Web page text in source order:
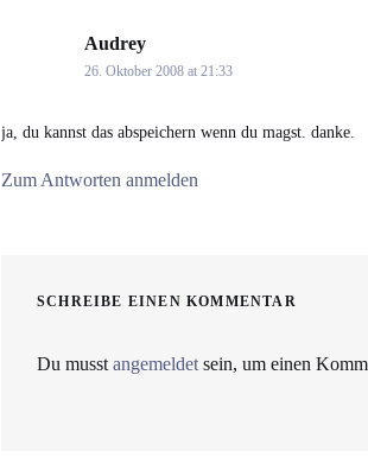
Audrey
26. Oktober 2008 at 21:33
ja, du kannst das abspeichern wenn du magst. danke.
Zum Antworten anmelden
SCHREIBE EINEN KOMMENTAR
Du musst angemeldet sein, um einen